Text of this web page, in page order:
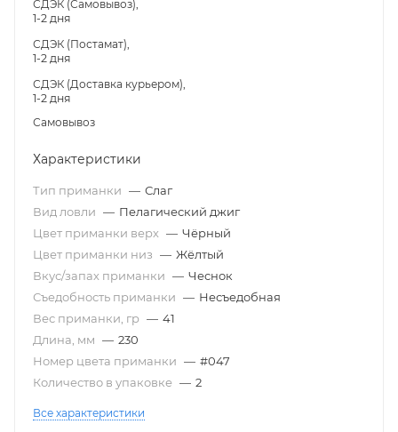
СДЭК (Самовывоз),
1-2 дня
СДЭК (Постамат),
1-2 дня
СДЭК (Доставка курьером),
1-2 дня
Самовывоз
Характеристики
Тип приманки — Слаг
Вид ловли — Пелагический джиг
Цвет приманки верх — Чёрный
Цвет приманки низ — Жёлтый
Вкус/запах приманки — Чеснок
Съедобность приманки — Несъедобная
Вес приманки, гр — 41
Длина, мм — 230
Номер цвета приманки — #047
Количество в упаковке — 2
Все характеристики